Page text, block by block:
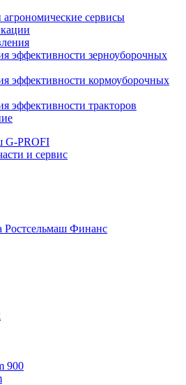
сервисы
эффективности зерноуборочных
эффективности кормоуборочных
эффективности тракторов
G-PROFI
и сервис
Ростсельмаш Финанс
900